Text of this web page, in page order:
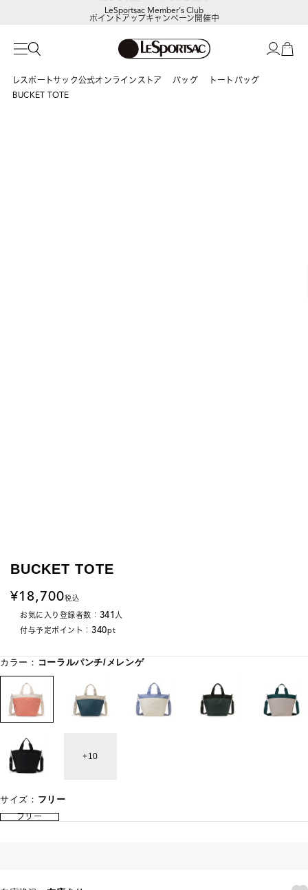
LeSportsac Member's Club
ポイントアップキャンペーン開催中
レスポートサック公式オンラインストア バッグ
トートバッグ
BUCKET TOTE
BUCKET TOTE
18,700税込
お気に入り登録者数： 341 人
付与予定ポイント： 340pt
カラー： コーラルパンチ/メレンゲ
10
サイズ： フリー
フリー